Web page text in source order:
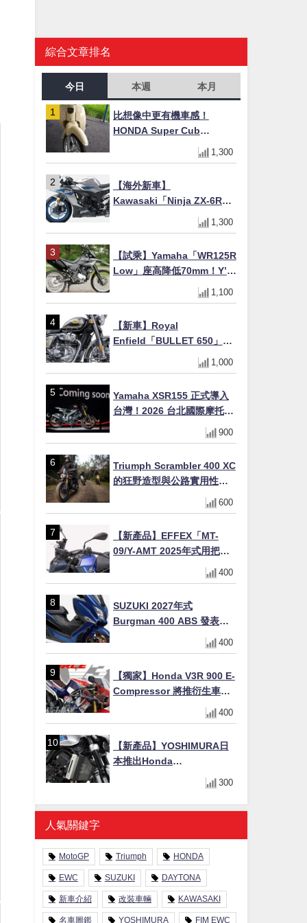
綜合文章排名
今日 本週 本月
比想像中更有機車感！
HONDA Super Cub
110【Webike愛車精選】
1,300
【海外新車】
Kawasaki「Ninja ZX-6R」
2027年式北美發表！636cc
四缸×銀河銀/暮光藍新色
美元起
1,300
【試乘】Yamaha「WR125R
Low」座高降低70mm！Y’s
Gear低座高座墊×低座高連桿
×腳踏著地感大幅改善，越野
1,100
【新車】Royal
Enfield「BULLET 650」8
月27日日本發售（98萬日圓
～）！648cc空冷並列雙缸×
色
1,000
Yamaha XSR155 正式導入
台灣！2026 台北國際摩托車
展亮相，70 週年紀念版
YZF-R 系列限量追加販售
900
Triumph Scrambler 400 XC
的狂野造型與公路實用性的
600
【新產品】EFFEX「MT-
09/Y-AMT 2025年式用把手
Easy Fit Bar Plus」！高
7mm後移16mm直上×三色×
400
SUZUKI 2027年式
Burgman 400 ABS 發表！
8/18日本上市、支援E10汽油
售價98萬100日圓
400
【獨家】Honda V3R 900 E-
Compressor 將推衍生車
系？自然進氣 V3 同步測試
中，CG 預想曝光！
400
【新產品】YOSHIMURA日
本推出Honda
CB1000F/CB1000 HORNET
專用水箱護網，六角網紋設
計質感升級
300
人氣關鍵字
MotoGP Triumph HONDA
EWC SUZUKI DAYTONA
新車介紹 改裝車輛 KAWASAKI
名車圖鑑 YOSHIMURA FIM EWC